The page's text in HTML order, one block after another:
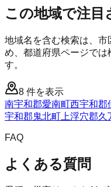
この地域で注目
地域名を含む検索は、市
め、都道府県ページでは
す。
8 件を表示
南宇和郡愛南町西宇和郡
宇和郡鬼北町 上浮穴郡
FAQ
よくある質問